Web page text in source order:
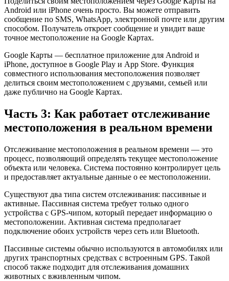
Android или iPhone очень просто. Вы можете отправить
сообщение по SMS, WhatsApp, электронной почте или другим
способом. Получатель откроет сообщение и увидит ваше
точное местоположение на Google Картах.
Google Карты — бесплатное приложение для Android и
iPhone, доступное в Google Play и App Store. Функция
совместного использования местоположения позволяет
делиться своим местоположением с друзьями, семьей или
даже публично на Google Картах.
Часть 3: Как работает отслеживание
местоположения в реальном времени
Отслеживание местоположения в реальном времени — это
процесс, позволяющий определять текущее местоположение
объекта или человека. Система постоянно контролирует цель
и предоставляет актуальные данные о ее местоположении.
Существуют два типа систем отслеживания: пассивные и
активные. Пассивная система требует только одного
устройства с GPS-чипом, который передает информацию о
местоположении. Активная система предполагает
подключение обоих устройств через сеть или Bluetooth.
Пассивные системы обычно используются в автомобилях или
других транспортных средствах с встроенным GPS. Такой
способ также подходит для отслеживания домашних
животных с вживленным чипом.